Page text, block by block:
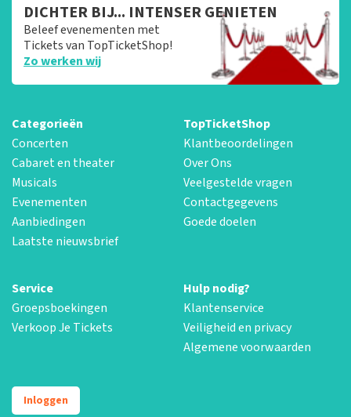
DICHTER BIJ... INTENSER GENIETEN
Beleef evenementen met
Tickets van TopTicketShop!
Zo werken wij
Categorieën
Concerten
Cabaret en theater
Musicals
Evenementen
Aanbiedingen
Laatste nieuwsbrief
TopTicketShop
Klantbeoordelingen
Over Ons
Veelgestelde vragen
Contactgegevens
Goede doelen
Service
Groepsboekingen
Verkoop Je Tickets
Hulp nodig?
Klantenservice
Veiligheid en privacy
Algemene voorwaarden
Inloggen